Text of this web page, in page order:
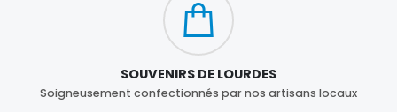
SOUVENIRS DE LOURDES
Soigneusement confectionnés par nos artisans locaux